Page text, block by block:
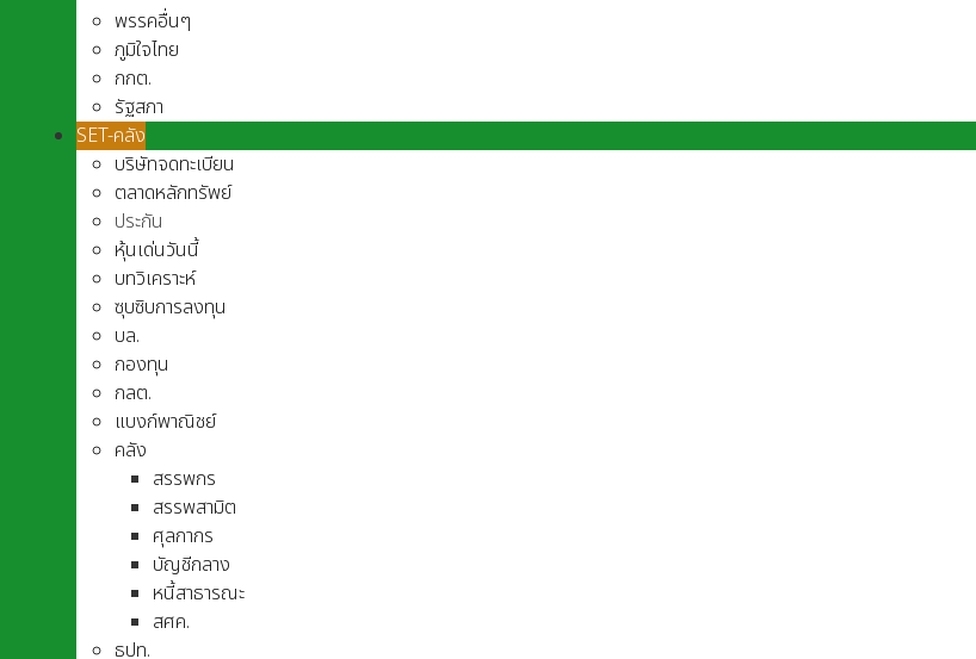
พรรคอื่นๆ
ภูมิใจไทย
กกต.
รัฐสภา
SET-คลัง
บริษัทจดทะเบียน
ตลาดหลักทรัพย์
ประกัน
หุ้นเด่นวันนี้
บทวิเคราะห์
ซุบซิบการลงทุน
บล.
กองทุน
กลต.
แบงก์พาณิชย์
คลัง
สรรพกร
สรรพสามิต
ศุลกากร
บัญชีกลาง
หนี้สาธารณะ
สศค.
ธปท.